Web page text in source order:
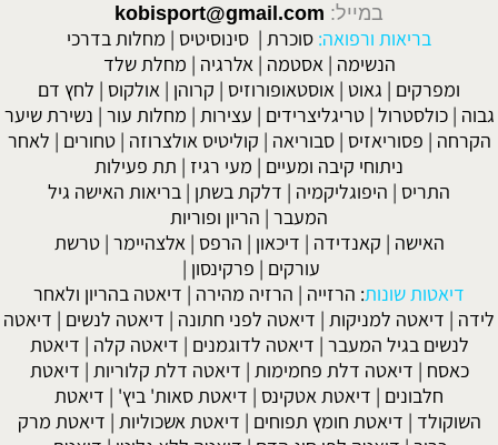
במייל: kobisport@gmail.com
בריאות ורפואה: סוכרת | סינוסיטיס | מחלות בדרכי
הנשימה | אסטמה | אלרגיה | מחלת שלד
ומפרקים | גאוט | אוסטאופורוזיס | קרוהן | אולקוס | לחץ דם
גבוה |כולסטרול |טריגליצרידים | עצירות | מחלות עור | נשירת שיער
הקרחה | פסוריאזיס |סבוריאה | קוליטיס אולצרוזה |טחורים | לאחר
ניתוחי קיבה ומעיים | מעי רגיז | תת פעילות
התריס | היפוגליקמיה | דלקת בשתן | בריאות האישה גיל
המעבר | הריון ופוריות
האישה | קאנדידה | דיכאון | הרפס | אלצהיימר |טרשת
עורקים | פרקינסון |
דיאטות שונות: הרזייה | הרזיה מהירה | דיאטה בהריון ולאחר
לידה | דיאטה למניקות | דיאטה לפני חתונה | דיאטה לנשים | דיאטה
לנשים בגיל המעבר | דיאטה לדוגמנים | דיאטה קלה | דיאטת
כאסח | דיאטה דלת פחמימות | דיאטה דלת קלוריות | דיאטת
חלבונים | דיאטת אטקינס | דיאטת סאות' ביץ' | דיאטת
השוקולד | דיאטת חומץ תפוחים | דיאטת אשכוליות | דיאטת מרק